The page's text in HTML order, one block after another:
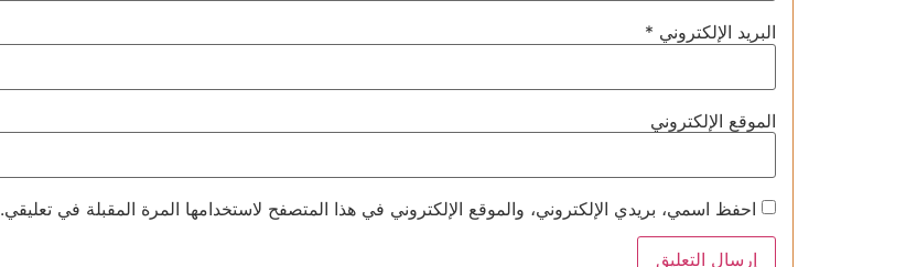
البريد الإلكتروني *
الموقع الإلكتروني
احفظ اسمي، بريدي الإلكتروني، والموقع الإلكتروني في هذا المتصفح لاستخدامها المرة المقبلة في تعليقي.